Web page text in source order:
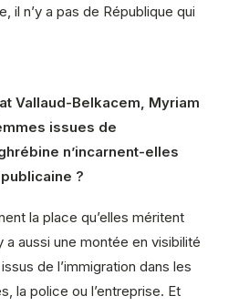
il n’y a pas de République qui
Vallaud-Belkacem, Myriam
issues de
n’incarnent-elles
?
la place qu’elles méritent
a aussi une montée en visibilité
de l’immigration dans les
la police ou l’entreprise. Et